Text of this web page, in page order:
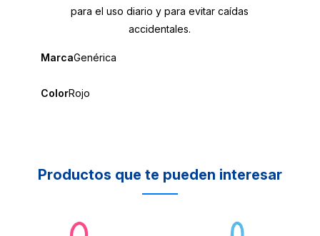
para el uso diario y para evitar caídas
accidentales.
MarcaGenérica
ColorRojo
Productos que te pueden interesar